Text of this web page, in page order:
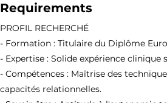
Requirements
PROFIL RECHERCHÉ
- Formation : Titulaire du Diplôme
- Expertise : Solide expérience clinique
- Compétences : Maîtrise des
capacités relationnelles.